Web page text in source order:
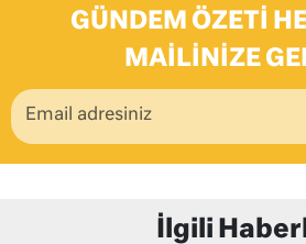
GÜNDEM ÖZETI
MAILINIZE
İlgili